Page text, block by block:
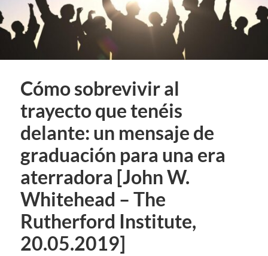
Cómo sobrevivir al
trayecto que tenéis
delante: un mensaje de
graduación para una era
aterradora [John W.
Whitehead – The
Rutherford Institute,
20.05.2019]